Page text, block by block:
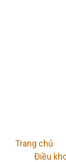
Trang chủ
Điều